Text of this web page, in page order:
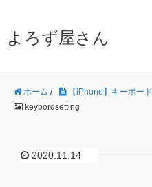
よろず屋さん
ホーム / 【iPhone】キーボー
keybordsetting
2020.11.14